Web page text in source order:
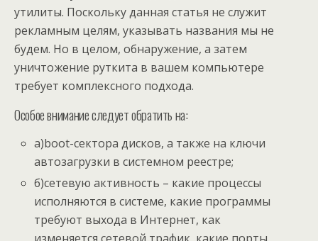
утилиты. Поскольку данная статья не служит
рекламным целям, указывать названия мы не
будем. Но в целом, обнаружение, а затем
уничтожение руткита в вашем компьютере
требует комплексного подхода.
Особое внимание следует обратить на:
а)boot-сектора дисков, а также на ключи
автозагрузки в системном реестре;
б)сетевую активность – какие процессы
исполняются в системе, какие программы
требуют выхода в Интернет, как